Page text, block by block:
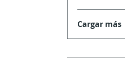
Cargar más